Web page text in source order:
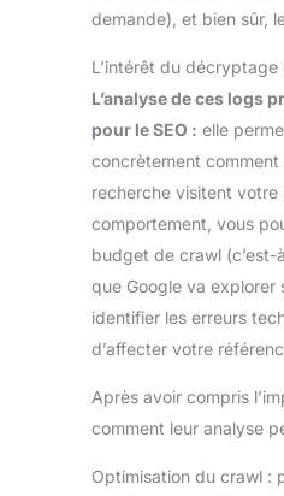
demande), et bien sûr,
L’intérêt du décryptage
L’analyse de ces logs
pour le SEO : elle
concrètement
recherche visitent votre
comportement, vous
budget de crawl
que Google va explorer
identifier les erreurs
d’affecter votre
Après avoir compris
comment leur analyse
Optimisation du crawl :